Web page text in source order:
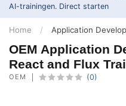
AI-trainingen. Direct starten
Home / Application
OEM Application
React and Flux
OEM (0)